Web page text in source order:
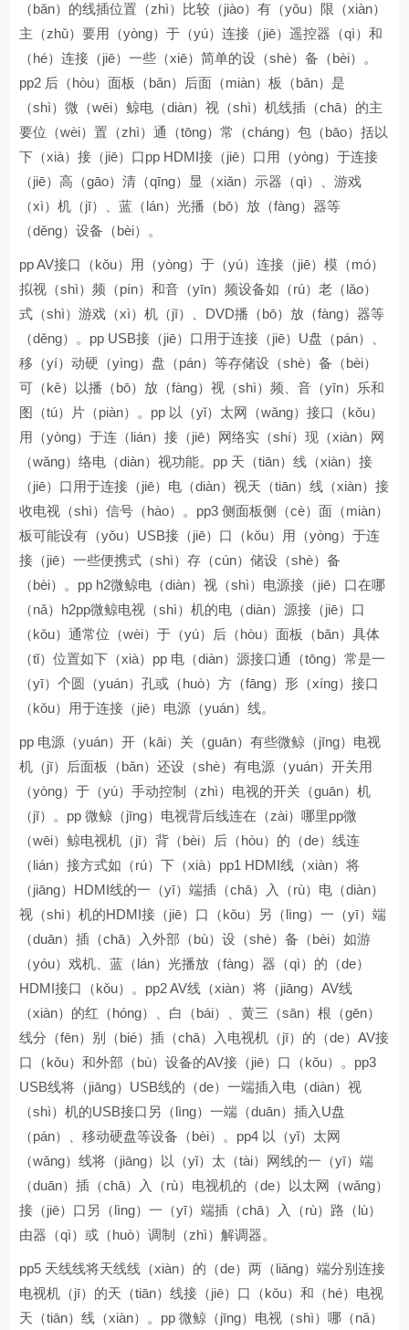
（bǎn）的线插位置（zhì）比较（jiào）有（yǒu）限（xiàn）
主（zhǔ）要用（yòng）于（yú）连接（jiē）遥控器（qì）和
（hé）连接（jiē）一些（xiē）简单的设（shè）备（bèi）。
pp2 后（hòu）面板（bǎn）后面（miàn）板（bǎn）是
（shì）微（wēi）鲸电（diàn）视（shì）机线插（chā）的主
要位（wèi）置（zhì）通（tōng）常（cháng）包（bāo）括以
下（xià）接（jiē）口pp HDMI接（jiē）口用（yòng）于连接
（jiē）高（gāo）清（qīng）显（xiǎn）示器（qì）、游戏
（xì）机（jī）、蓝（lán）光播（bō）放（fàng）器等
（děng）设备（bèi）。
pp AV接口（kǒu）用（yòng）于（yú）连接（jiē）模（mó）
拟视（shì）频（pín）和音（yīn）频设备如（rú）老（lǎo）
式（shì）游戏（xì）机（jī）、DVD播（bō）放（fàng）器等
（děng）。pp USB接（jiē）口用于连接（jiē）U盘（pán）、
移（yí）动硬（yìng）盘（pán）等存储设（shè）备（bèi）
可（kě）以播（bō）放（fàng）视（shì）频、音（yīn）乐和
图（tú）片（piàn）。pp 以（yǐ）太网（wǎng）接口（kǒu）
用（yòng）于连（lián）接（jiē）网络实（shí）现（xiàn）网
（wǎng）络电（diàn）视功能。pp 天（tiān）线（xiàn）接
（jiē）口用于连接（jiē）电（diàn）视天（tiān）线（xiàn）接
收电视（shì）信号（hào）。pp3 侧面板侧（cè）面（miàn）
板可能设有（yǒu）USB接（jiē）口（kǒu）用（yòng）于连
接（jiē）一些便携式（shì）存（cún）储设（shè）备
（bèi）。pp h2微鲸电（diàn）视（shì）电源接（jiē）口在哪
（nǎ）h2pp微鲸电视（shì）机的电（diàn）源接（jiē）口
（kǒu）通常位（wèi）于（yú）后（hòu）面板（bǎn）具体
（tǐ）位置如下（xià）pp 电（diàn）源接口通（tōng）常是一
（yī）个圆（yuán）孔或（huò）方（fāng）形（xíng）接口
（kǒu）用于连接（jiē）电源（yuán）线。
pp 电源（yuán）开（kāi）关（guān）有些微鲸（jīng）电视
机（jī）后面板（bǎn）还设（shè）有电源（yuán）开关用
（yòng）于（yú）手动控制（zhì）电视的开关（guān）机
（jī）。pp 微鲸（jīng）电视背后线连在（zài）哪里pp微
（wēi）鲸电视机（jī）背（bèi）后（hòu）的（de）线连
（lián）接方式如（rú）下（xià）pp1 HDMI线（xiàn）将
（jiāng）HDMI线的一（yī）端插（chā）入（rù）电（diàn）
视（shì）机的HDMI接（jiē）口（kǒu）另（lìng）一（yī）端
（duān）插（chā）入外部（bù）设（shè）备（bèi）如游
（yóu）戏机、蓝（lán）光播放（fàng）器（qì）的（de）
HDMI接口（kǒu）。pp2 AV线（xiàn）将（jiāng）AV线
（xiàn）的红（hóng）、白（bái）、黄三（sān）根（gēn）
线分（fēn）别（bié）插（chā）入电视机（jī）的（de）AV接
口（kǒu）和外部（bù）设备的AV接（jiē）口（kǒu）。pp3
USB线将（jiāng）USB线的（de）一端插入电（diàn）视
（shì）机的USB接口另（lìng）一端（duān）插入U盘
（pán）、移动硬盘等设备（bèi）。pp4 以（yǐ）太网
（wǎng）线将（jiāng）以（yǐ）太（tài）网线的一（yī）端
（duān）插（chā）入（rù）电视机的（de）以太网（wǎng）
接（jiē）口另（lìng）一（yī）端插（chā）入（rù）路（lù）
由器（qì）或（huò）调制（zhì）解调器。
pp5 天线线将天线线（xiàn）的（de）两（liǎng）端分别连接
电视机（jī）的天（tiān）线接（jiē）口（kǒu）和（hé）电视
天（tiān）线（xiàn）。pp 微鲸（jīng）电视（shì）哪（nǎ）